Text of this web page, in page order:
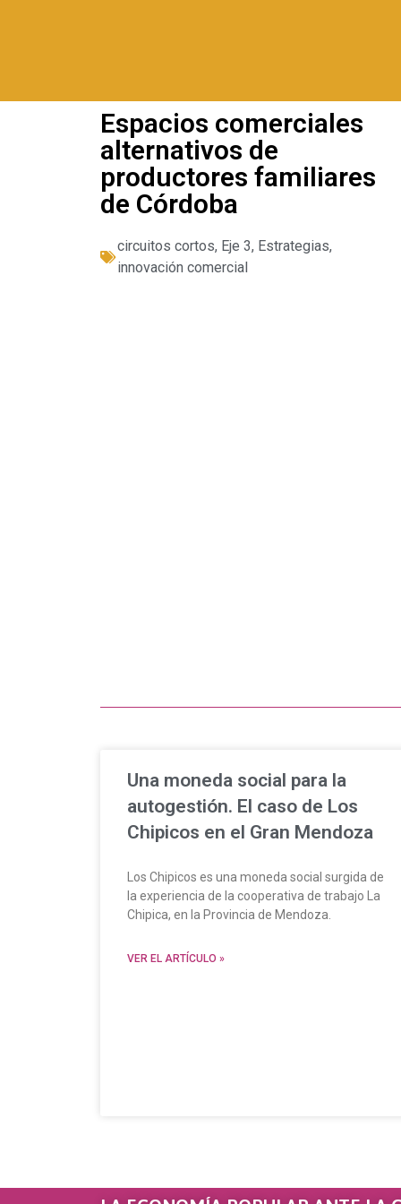
Espacios comerciales
alternativos de
productores familiares
de Córdoba
circuitos cortos, Eje 3, Estrategias,
innovación comercial
Una moneda social para la
autogestión. El caso de Los
Chipicos en el Gran Mendoza
Los Chipicos es una moneda social surgida de
la experiencia de la cooperativa de trabajo La
Chipica, en la Provincia de Mendoza.
VER EL ARTÍCULO »